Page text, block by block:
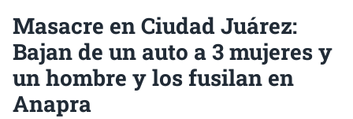
Masacre en Ciudad Juárez:
Bajan de un auto a 3 mujeres y
un hombre y los fusilan en
Anapra